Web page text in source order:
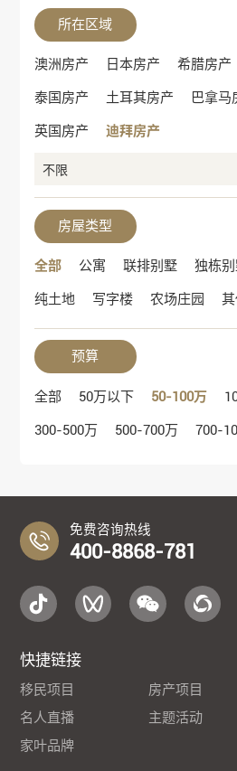
所在区域
澳洲房产 日本房产 希腊房产
泰国房产 土耳其房产 巴拿马
英国房产 迪拜房产
不限
房屋类型
全部 公寓 联排别墅 独栋
纯土地 写字楼 农场庄园
预算
全部 50万以下 50-100万
300-500万 500-700万 700-
免费咨询热线
400-8868-781
快捷链接
移民项目 房产项目
名人直播
主题活动
家叶品牌